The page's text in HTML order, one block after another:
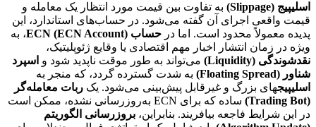
اسلیپیج (Slippage)
به تفاوت بین قیمت مورد انتظار یک معامله و
قیمت واقعی اجرای آن گفته می‌شود. در حساب‌های استاندارد، این
پدیده معمولاً محدود است. اما در حساب ECN (ECN Account)
، به
ویژه در زمان انتشار اخبار مهم اقتصادی یا وقایع ژئوپلیتیک،
نقدشوندگی (Liquidity)
می‌تواند به طور موقت ناپدید شود و اسپرد
شناور (Floating Spread)
به شدت گسترده گردد، که منجر به
اسلیپیجهای بزرگ و غیرقابل پیش‌بینی می‌شود. یک ربات معامله‌گر
(Trading Bot)
ساده که برای ECN به‌روزرسانی نشده، ممکن است
در این شرایط فاجعه بیافریند. بنابراین، بروزرسانی الگوریتم